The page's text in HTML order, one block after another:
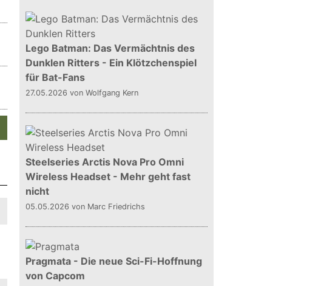
Lego Batman: Das Vermächtnis des
Dunklen Ritters - Ein Klötzchenspiel
für Bat-Fans
27.05.2026 von Wolfgang Kern
Steelseries Arctis Nova Pro Omni
Wireless Headset - Mehr geht fast
nicht
05.05.2026 von Marc Friedrichs
Pragmata - Die neue Sci-Fi-Hoffnung
von Capcom